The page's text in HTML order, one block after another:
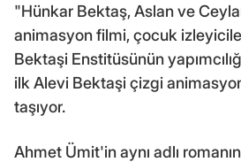
"Hünkar Bektaş, Aslan ve
animasyon filmi, çocuk
Bektaşi Enstitüsünün
ilk Alevi Bektaşi çizgi
taşıyor.
Ahmet Ümit'in aynı adlı